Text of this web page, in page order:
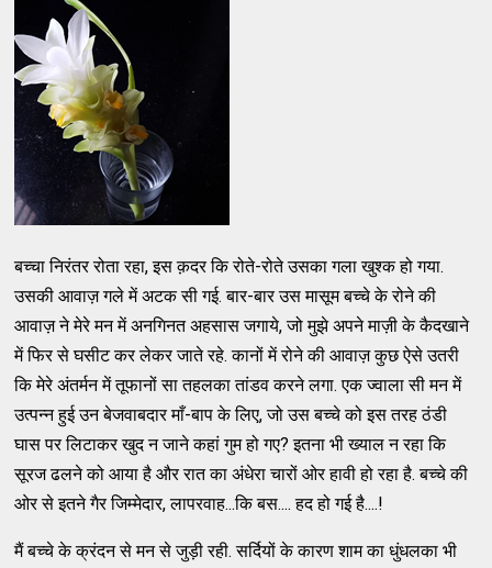
बच्चा निरंतर रोता रहा, इस क़दर कि रोते-रोते उसका गला खुश्क हो गया.
उसकी आवाज़ गले में अटक सी गई. बार-बार उस मासूम बच्चे के रोने की
आवाज़ ने मेरे मन में अनगिनत अहसास जगाये, जो मुझे अपने माज़ी के कैदखाने
में फिर से घसीट कर लेकर जाते रहे. कानों में रोने की आवाज़ कुछ ऐसे उतरी
कि मेरे अंतर्मन में तूफानों सा तहलका तांडव करने लगा. एक ज्वाला सी मन में
उत्पन्न हुई उन बेजवाबदार माँ-बाप के लिए, जो उस बच्चे को इस तरह ठंडी
घास पर लिटाकर खुद न जाने कहां गुम हो गए? इतना भी ख्याल न रहा कि
सूरज ढलने को आया है और रात का अंधेरा चारों ओर हावी हो रहा है. बच्चे की
ओर से इतने गैर जिम्मेदार, लापरवाह...कि बस.... हद हो गई है....!
मैं बच्चे के क्रंदन से मन से जुड़ी रही. सर्दियों के कारण शाम का धुंधलका भी